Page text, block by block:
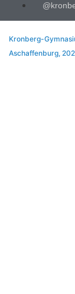
Kronberg-
Aschaffenburg,